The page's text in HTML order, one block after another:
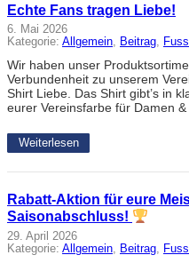
Echte Fans tragen Liebe!
6. Mai 2026
Kategorie: Allgemein, Beitrag,
Wir haben unser
Verbundenheit zu unserem
Shirt Liebe. Das Shirt gibt’s in
eurer Vereinsfarbe für Damen &
Weiterlesen
Rabatt-Aktion für eure
Saisonabschluss!
29. April 2026
Kategorie: Allgemein Beitrag